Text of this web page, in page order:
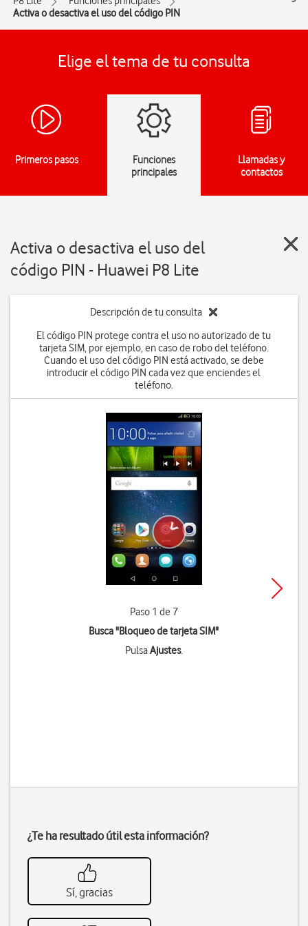
Activa o desactiva el uso del código PIN
Elige el tema de tu consulta
Primeros pasos
Funciones
principales
Llamadas y
contactos
Activa o desactiva el uso del
código PIN - Huawei P8 Lite
Descripción de tu consulta
El código PIN protege contra el uso no autorizado de tu
tarjeta SIM, por ejemplo, en caso de robo del teléfono.
Cuando el uso del código PIN está activado, se debe
introducir el código PIN cada vez que enciendes el
teléfono.
Paso 1 de 7
Busca "Bloqueo de tarjeta SIM"
PulsaAjustes.
¿Te ha resultado útil esta información?
Sí, gracias